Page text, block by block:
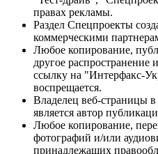
правах рекламы.
Раздел Спецпроекты
коммерческими
Любое копирование,
другое
ссылку на "Интерфакс-
воспрещается.
Владелец веб-страницы
является автор
Любое копирование,
фотографий и/или
принадлежащих